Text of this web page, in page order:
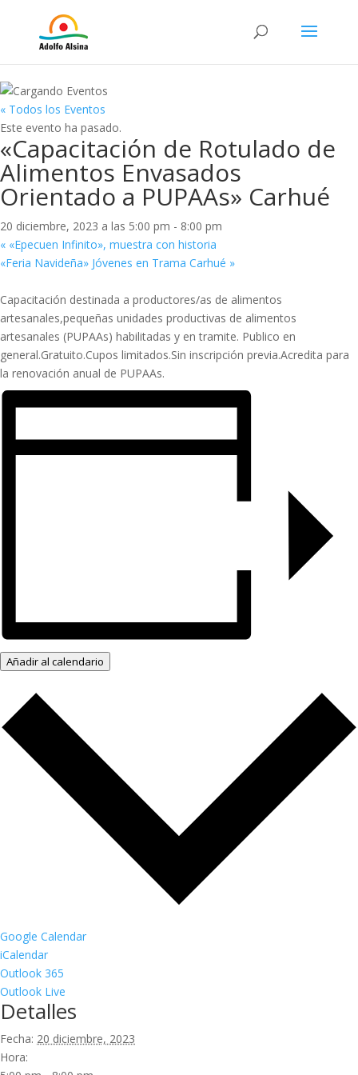
« Todos los Eventos
Este evento ha pasado.
«Capacitación de Rotulado de
Alimentos Envasados
Orientado a PUPAAs» Carhué
20 diciembre, 2023 a las 5:00 pm - 8:00 pm
« «Epecuen Infinito», muestra con historia
«Feria Navideña» Jóvenes en Trama Carhué »
Capacitación destinada a productores/as de alimentos
artesanales,pequeñas unidades productivas de alimentos
artesanales (PUPAAs) habilitadas y en tramite. Publico en
general.Gratuito.Cupos limitados.Sin inscripción previa.Acredita para
la renovación anual de PUPAAs.
Añadir al calendario
Google Calendar
iCalendar
Outlook 365
Outlook Live
Detalles
Fecha: 20 diciembre, 2023
Hora: